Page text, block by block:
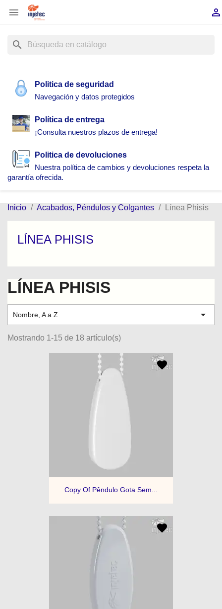
 
search
Politica de seguridad
Navegación y datos protegidos
Política de entrega
¡Consulta nuestros plazos de entrega!
Politica de devoluciones
Nuestra política de cambios y devoluciones respeta la
garantía ofrecida.
Inicio Acabados, Péndulos y Colgantes Línea Phisis
LÍNEA PHISIS
LÍNEA PHISIS
Nombre, A a Z 
Mostrando 1-15 de 18 artículo(s)
Copy Of Pêndulo Gota Sem...